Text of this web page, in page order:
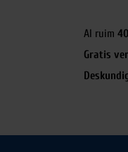
Al ruim
Gratis